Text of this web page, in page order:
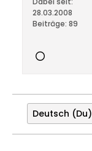
28.03.2008
Beiträge: 89
Deutsch (Du)